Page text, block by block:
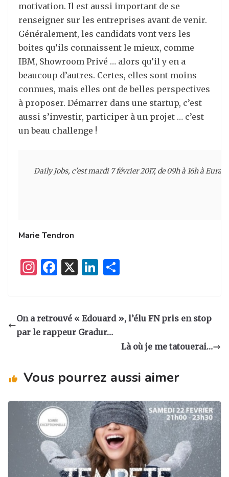
motivation. Il est aussi important de se
renseigner sur les entreprises avant de venir.
Généralement, les candidats vont vers les
boites qu’ils connaissent le mieux, comme
IBM, Showroom Privé … alors qu’il y en a
beaucoup d’autres. Certes, elles sont moins
connues, mais elles ont de belles perspectives
à proposer. Démarrer dans une startup, c’est
aussi s’investir, participer à un projet … c’est
un beau challenge !
Daily Jobs, c'est mardi 7 février 2017, de 09h à 16h à
Marie Tendron
I
a
g
F
e
b
k
X
Li
e
dI
g
On a retrouvé « Edouard », l’élu FN pris en stop
par le rappeur Gradur…
Là où je me tatouerai…
Vous pourrez aussi aimer